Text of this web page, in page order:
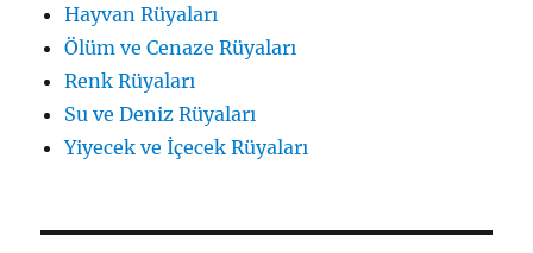
Hayvan Rüyaları
Ölüm ve Cenaze Rüyaları
Renk Rüyaları
Su ve Deniz Rüyaları
Yiyecek ve İçecek Rüyaları